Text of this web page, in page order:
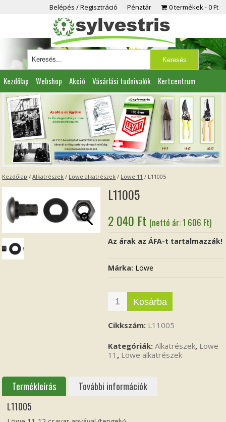
Belépés / Regisztráció Pénztár 0 termékek 0 Ft
Kezdőlap Webshop Akció Vásárlási tudnivalók Kertcentrum
Viszonteladóknak Partnereink Kapcsolat
Kezdőlap /Alkatrészek / Löwe alkatrészek / Löwe 11 / L11005
L11005
2 040 Ft (nettó ár:1 606 Ft)
Az árak az ÁFA-t tartalmazzák!
Márka: Löwe
Kosárba
Cikkszám: L11005
Kategóriák:Alkatrészek, Löwe
11 , Löwe alkatrészek
Termékleírás
További információk
L11005